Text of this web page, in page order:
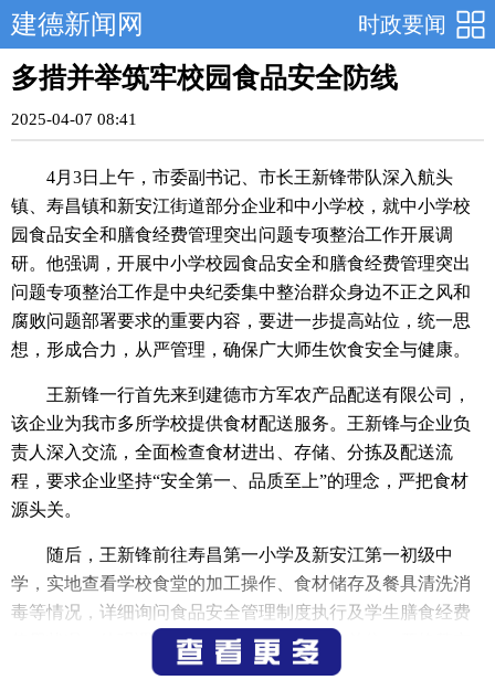
时政要闻
建德新闻网
多措并举筑牢校园食品安全防线
2025-04-07 08:41
4月3日上午，市委副书记、市长王新锋带队深入航头
镇、寿昌镇和新安江街道部分企业和中小学校，就中小学校
园食品安全和膳食经费管理突出问题专项整治工作开展调
研。他强调，开展中小学校园食品安全和膳食经费管理突出
问题专项整治工作是中央纪委集中整治群众身边不正之风和
腐败问题部署要求的重要内容，要进一步提高站位，统一思
想，形成合力，从严管理，确保广大师生饮食安全与健康。
王新锋一行首先来到建德市方军农产品配送有限公司，
该企业为我市多所学校提供食材配送服务。王新锋与企业负
责人深入交流，全面检查食材进出、存储、分拣及配送流
程，要求企业坚持“安全第一、品质至上”的理念，严把食材
源头关。
随后，王新锋前往寿昌第一小学及新安江第一初级中
学，实地查看学校食堂的加工操作、食材储存及餐具清洗消
毒等情况，详细询问食品安全管理制度执行及学生膳食经费
使用状况。他强调，学校要将食品安全放在首位，严格落实
安全责任制，加强经费使用管理，确保专款专用，全力守护